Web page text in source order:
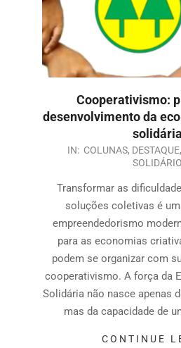
Cooperativismo:
desenvolvimento da
solidária
IN: COLUNAS, DESTAQUE,
SOLIDÁRIO
Transformar as
soluções coletivas é
empreendedorismo
para as economias
podem se organizar com
cooperativismo. A força da
Solidária não nasce apenas
mas da capacidade de
CONTINUE